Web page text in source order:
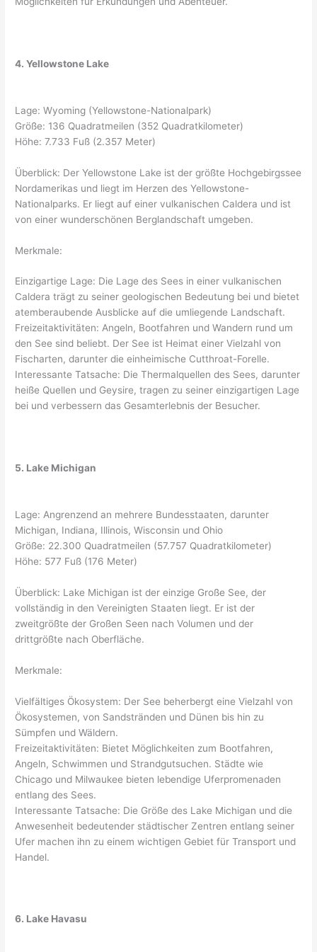
4. Yellowstone Lake
Lage: Wyoming (Yellowstone-Nationalpark)
Größe: 136 Quadratmeilen (352 Quadratkilometer)
Höhe: 7.733 Fuß (2.357 Meter)
Überblick: Der Yellowstone Lake ist der größte Hochgebirgssee
Nordamerikas und liegt im Herzen des Yellowstone-
Nationalparks. Er liegt auf einer vulkanischen Caldera und ist
von einer wunderschönen Berglandschaft umgeben.
Merkmale:
Einzigartige Lage: Die Lage des Sees in einer vulkanischen
Caldera trägt zu seiner geologischen Bedeutung bei und bietet
atemberaubende Ausblicke auf die umliegende Landschaft.
Freizeitaktivitäten: Angeln, Bootfahren und Wandern rund um
den See sind beliebt. Der See ist Heimat einer Vielzahl von
Fischarten, darunter die einheimische Cutthroat-Forelle.
Interessante Tatsache: Die Thermalquellen des Sees, darunter
heiße Quellen und Geysire, tragen zu seiner einzigartigen Lage
bei und verbessern das Gesamterlebnis der Besucher.
5. Lake Michigan
Lage: Angrenzend an mehrere Bundesstaaten, darunter
Michigan, Indiana, Illinois, Wisconsin und Ohio
Größe: 22.300 Quadratmeilen (57.757 Quadratkilometer)
Höhe: 577 Fuß (176 Meter)
Überblick: Lake Michigan ist der einzige Große See, der
vollständig in den Vereinigten Staaten liegt. Er ist der
zweitgrößte der Großen Seen nach Volumen und der
drittgrößte nach Oberfläche.
Merkmale:
Vielfältiges Ökosystem: Der See beherbergt eine Vielzahl von
Ökosystemen, von Sandstränden und Dünen bis hin zu
Sümpfen und Wäldern.
Freizeitaktivitäten: Bietet Möglichkeiten zum Bootfahren,
Angeln, Schwimmen und Strandgutsuchen. Städte wie
Chicago und Milwaukee bieten lebendige Uferpromenaden
entlang des Sees.
Interessante Tatsache: Die Größe des Lake Michigan und die
Anwesenheit bedeutender städtischer Zentren entlang seiner
Ufer machen ihn zu einem wichtigen Gebiet für Transport und
Handel.
6. Lake Havasu